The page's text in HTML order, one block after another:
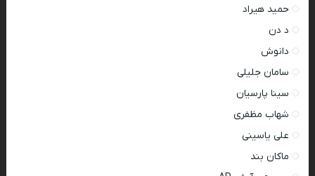
حمید هیراد
د دن
دانوش
سامان جلیلی
سینا پارسیان
شهاب مظفری
علی یاسینی
ماکان بند